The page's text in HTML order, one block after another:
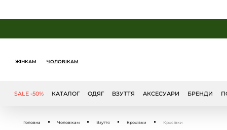
ЖІНКАМ ЧОЛОВІКАМ
SALE -50% БРЕНДИ
КАТАЛОГ ОДЯГ ВЗУТТЯ АКСЕСУАРИ
Головна Чоловікам Взуття Кросівки Кросівки